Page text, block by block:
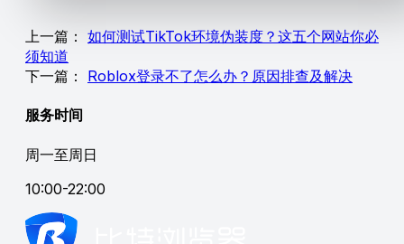
上一篇： 如何测试TikTok环境伪装度？这五个网站你必
须知道
下一篇： Roblox登录不了怎么办？原因排查及解决
服务时间
周一至周日
10:00-22:00